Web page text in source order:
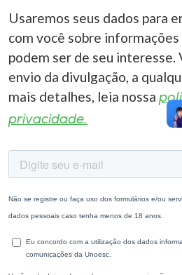
A-
Usaremos seus dados para
com você sobre
podem ser de seu interesse.
envio da divulgação, a
mais detalhes, leia nossa
privacidade.